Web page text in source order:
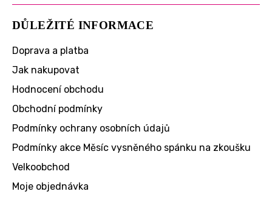
DŮLEŽITÉ INFORMACE
Doprava a platba
Jak nakupovat
Hodnocení obchodu
Obchodní podmínky
Podmínky ochrany osobních údajů
Podmínky akce Měsíc vysněného spánku na zkoušku
Velkoobchod
Moje objednávka